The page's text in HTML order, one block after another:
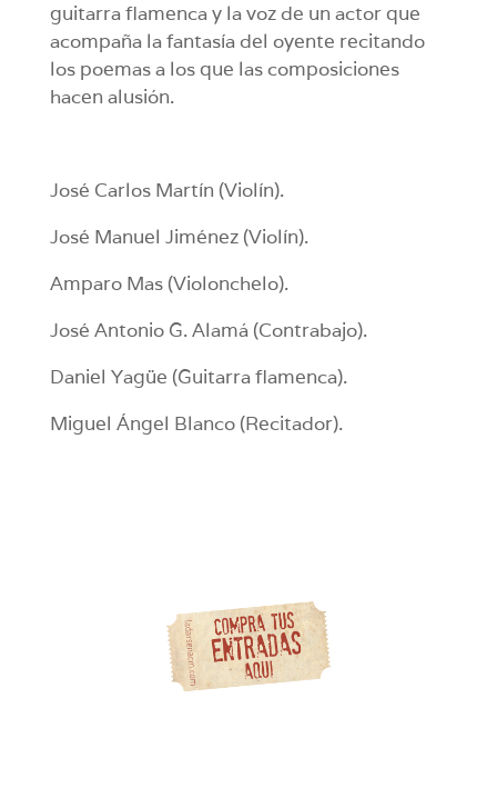
guitarra flamenca y la voz de un actor que
acompaña la fantasía del oyente recitando
los poemas a los que las composiciones
hacen alusión.
José Carlos Martín (Violín).
José Manuel Jiménez (Violín).
Amparo Mas (Violonchelo).
José Antonio G. Alamá (Contrabajo).
Daniel Yagüe (Guitarra flamenca).
Miguel Ángel Blanco (Recitador).